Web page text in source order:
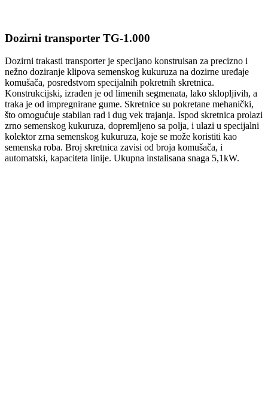
Dozirni transporter TG-1.000
Dozirni trakasti transporter je specijano konstruisan za precizno i
nežno doziranje klipova semenskog kukuruza na dozirne uređaje
komušača, posredstvom specijalnih pokretnih skretnica.
Konstrukcijski, izrađen je od limenih segmenata, lako sklopljivih, a
traka je od impregnirane gume. Skretnice su pokretane mehanički,
što omogućuje stabilan rad i dug vek trajanja. Ispod skretnica prolazi
zrno semenskog kukuruza, dopremljeno sa polja, i ulazi u specijalni
kolektor zrna semenskog kukuruza, koje se može koristiti kao
semenska roba. Broj skretnica zavisi od broja komušača, i
automatski, kapaciteta linije. Ukupna instalisana snaga 5,1kW.